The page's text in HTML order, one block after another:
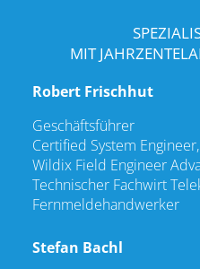
MIT
Robert Frischhut
Geschäftsführer
Certified System Engineer,
Wildix Field Engineer
Technischer Fachwirt
Fernmeldehandwerker
Stefan Bachl